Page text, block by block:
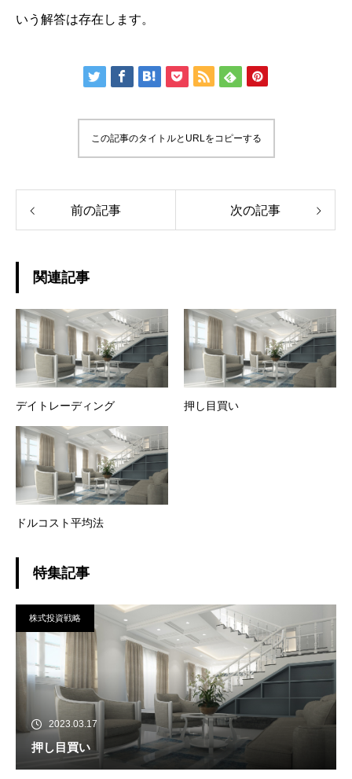
いう解答は存在します。
この記事のタイトルとURLをコピーする
前の記事 次の記事
関連記事
デイトレーディング 押し目買い
ドルコスト平均法
特集記事
株式投資戦略
2023.03.17
押し目買い